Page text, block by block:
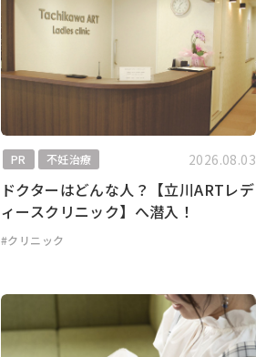
PR 不妊治療 2026.08.03
ドクターはどんな人？【立川ARTレデ
ィースクリニック】へ潜入！
#クリニック